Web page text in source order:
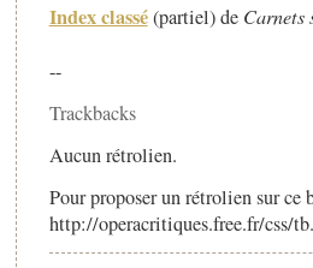
Index classé(partiel) de Carnets
--
Trackbacks
Aucun rétrolien.
Pour proposer un rétrolien sur
http://operacritiques.free.fr/css/